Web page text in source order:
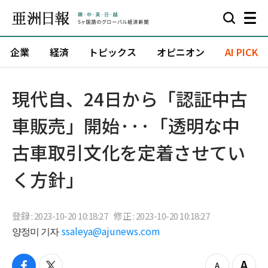
企業 経済 トピックス オピニオン AI PICK
現代自、24日から「認証中古
車販売」開始···「透明な中
古車取引文化を定着させてい
く方針」
登録 : 2023-10-20 10:18:27 修正 : 2023-10-20 10:18:27
양정미 기자 ssaleya@ajunews.com